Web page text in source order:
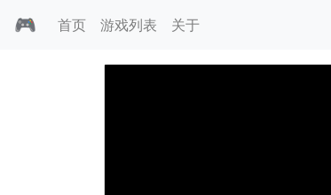
🎮 首页 游戏列表 关于